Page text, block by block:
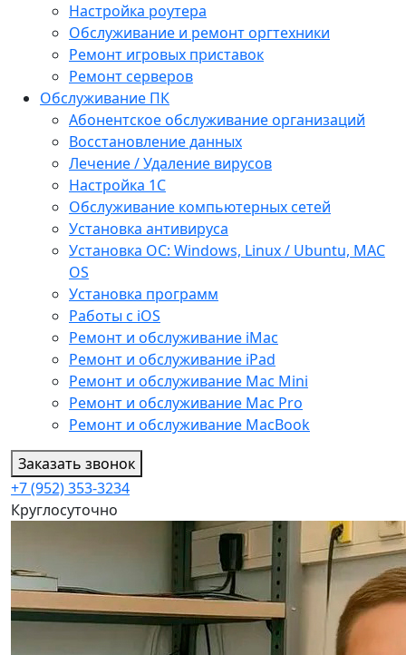
Настройка роутера
Обслуживание и ремонт оргтехники
Ремонт игровых приставок
Ремонт серверов
Обслуживание ПК
Абонентское обслуживание организаций
Восстановление данных
Лечение / Удаление вирусов
Настройка 1С
Обслуживание компьютерных сетей
Установка антивируса
Установка ОС: Windows, Linux / Ubuntu, МАС
OS
Установка программ
Работы с iOS
Ремонт и обслуживание iMac
Ремонт и обслуживание iPad
Ремонт и обслуживание Mac Mini
Ремонт и обслуживание Mac Pro
Ремонт и обслуживание MacBook
Заказать звонок
+7 (952) 353-3234
Круглосуточно